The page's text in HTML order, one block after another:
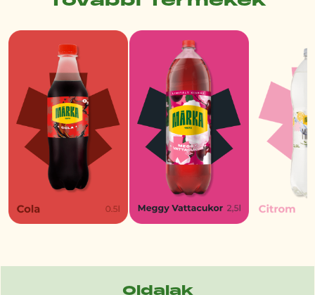
Oldalak